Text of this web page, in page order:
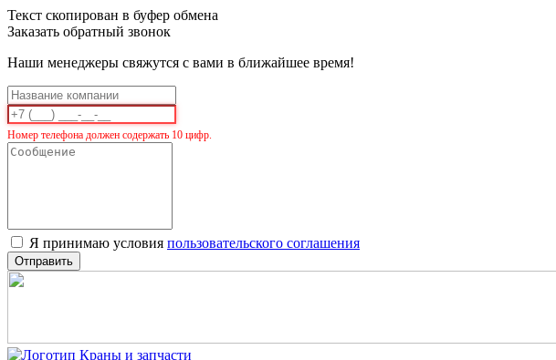
Текст скопирован в буфер обмена
Заказать обратный звонок
Наши менеджеры свяжутся с вами в ближайшее время!
Номер телефона должен содержать 10 цифр.
Я принимаю условия пользовательского соглашения
Отправить